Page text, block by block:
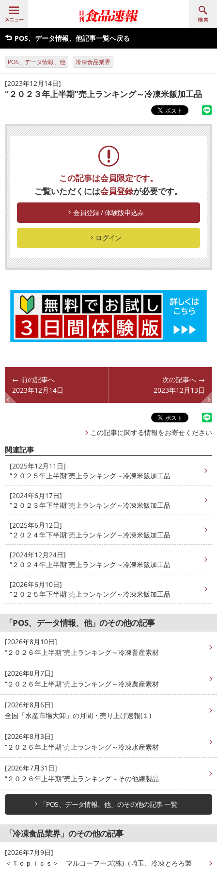
POS、データ情報、他記事一覧へ戻る
POS、データ情報、他 冷凍食品業界
[2023年12月14日]
“２０２３年上半期”売上ランキング～冷凍米飯加工品
この記事は会員限定です。
ご覧いただくには会員登録が必要です。
会員登録 / 体験版申込み
ログイン
← 前の記事へ
2023年12月14日
次の記事へ →
2023年12月13日
この記事に関する情報をお寄せください
関連記事
[2025年12月11日]
“２０２５年上半期”売上ランキング～冷凍米飯加工品
[2024年6月17日]
“２０２３年下半期”売上ランキング～冷凍米飯加工品
[2025年6月12日]
“２０２４年下半期”売上ランキング～冷凍米飯加工品
[2024年12月24日]
“２０２４年上半期”売上ランキング～冷凍米飯加工品
[2026年6月10日]
“２０２５年下半期”売上ランキング～冷凍米飯加工品
「POS、データ情報、他」のその他の記事
[2026年8月10日]
“２０２６年上半期”売上ランキング～冷凍畜産素材
[2026年8月7日]
“２０２６年上半期”売上ランキング～冷凍農産素材
[2026年8月6日]
全国「水産市場大卸」の月間・売り上げ速報(１)
[2026年8月3日]
“２０２６年上半期”売上ランキング～冷凍水産素材
[2026年7月31日]
“２０２６年上半期”売上ランキング～その他練製品
「POS、データ情報、他」のその他の記事 一覧
「冷凍食品業界」のその他の記事
[2026年7月9日]
＜Ｔｏｐｉｃｓ＞ マルコーフーズ(株)（埼玉、冷凍とろろ製